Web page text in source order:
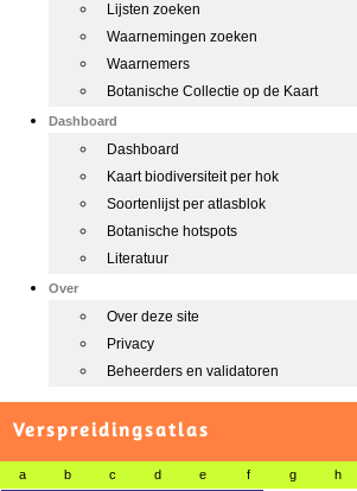
Lijsten zoeken
Waarnemingen zoeken
Waarnemers
Botanische Collectie op de Kaart
Dashboard
Dashboard
Kaart biodiversiteit per hok
Soortenlijst per atlasblok
Botanische hotspots
Literatuur
Over
Over deze site
Privacy
Beheerders en validatoren
Verspreidingsatlas
a b c d e f g h